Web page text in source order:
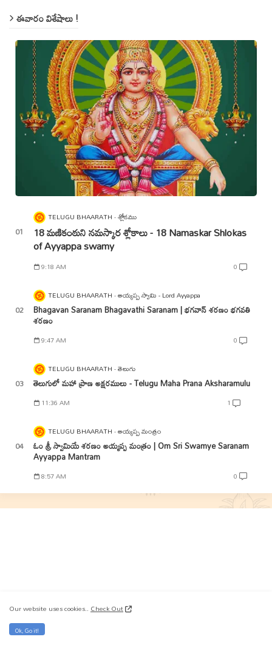
ఈవారం విశేషాలు !
TELUGU BHAARATH శ్లోకము
18 మణికంఠుని నమస్కార శ్లోకాలు - 18 Namaskar Shlokas
of Ayyappa swamy
9:18 AM 0
TELUGU BHAARATH అయ్యప్ప స్వామి - Lord Ayyappa
Bhagavan Saranam Bhagavathi Saranam | భగవాన్ శరణం భగవతి
శరణం
9:47 AM 0
TELUGU BHAARATH తెలుగు
తెలుగులో మహా ప్రాణ అక్షరములు - Telugu Maha Prana Aksharamulu
11:36 AM 1
TELUGU BHAARATH అయ్యప్ప మంత్రం
ఓం శ్రీ స్వామియే శరణం అయ్యప్ప మంత్రం | Om Sri Swamye Saranam
Ayyappa Mantram
8:57 AM 0
Our website uses cookies..Check Out
Ok, Go it!